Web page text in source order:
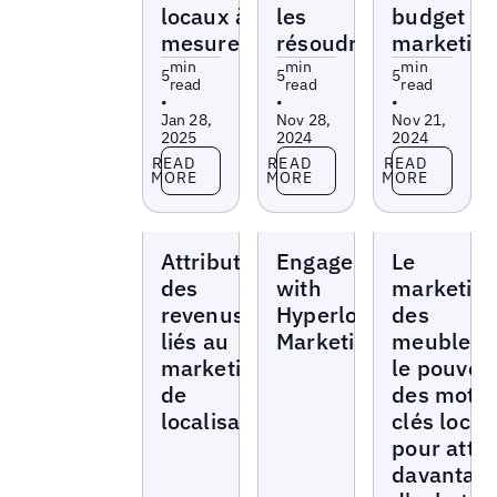
locaux à
mesurer
5min
read
•
Jan 28,
2025
Read more
READ
MORE
les
résoudre
5min
read
•
Nov 28,
2024
Read more
READ
MORE
budget
5min
read
•
Nov 21,
2024
Read more
READ
MORE
Attribution
des
revenus
liés au
marketing
de
localisation
Engage
with
Hyperlocal
Marketing
Le
des
meubles
le pouvoir
des mots
clés
pour